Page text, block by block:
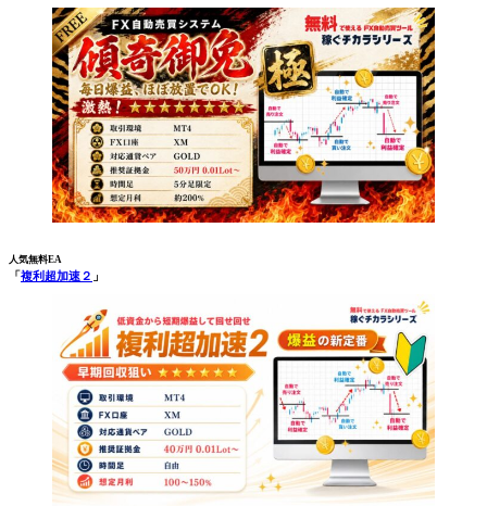
人気無料EA
「複利超加速２ 」